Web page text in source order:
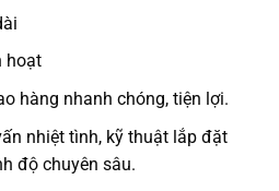
hoạt
hàng nhanh chóng, tiện lợi.
nhiệt tình, kỹ thuật lắp đặt
độ chuyên sâu.